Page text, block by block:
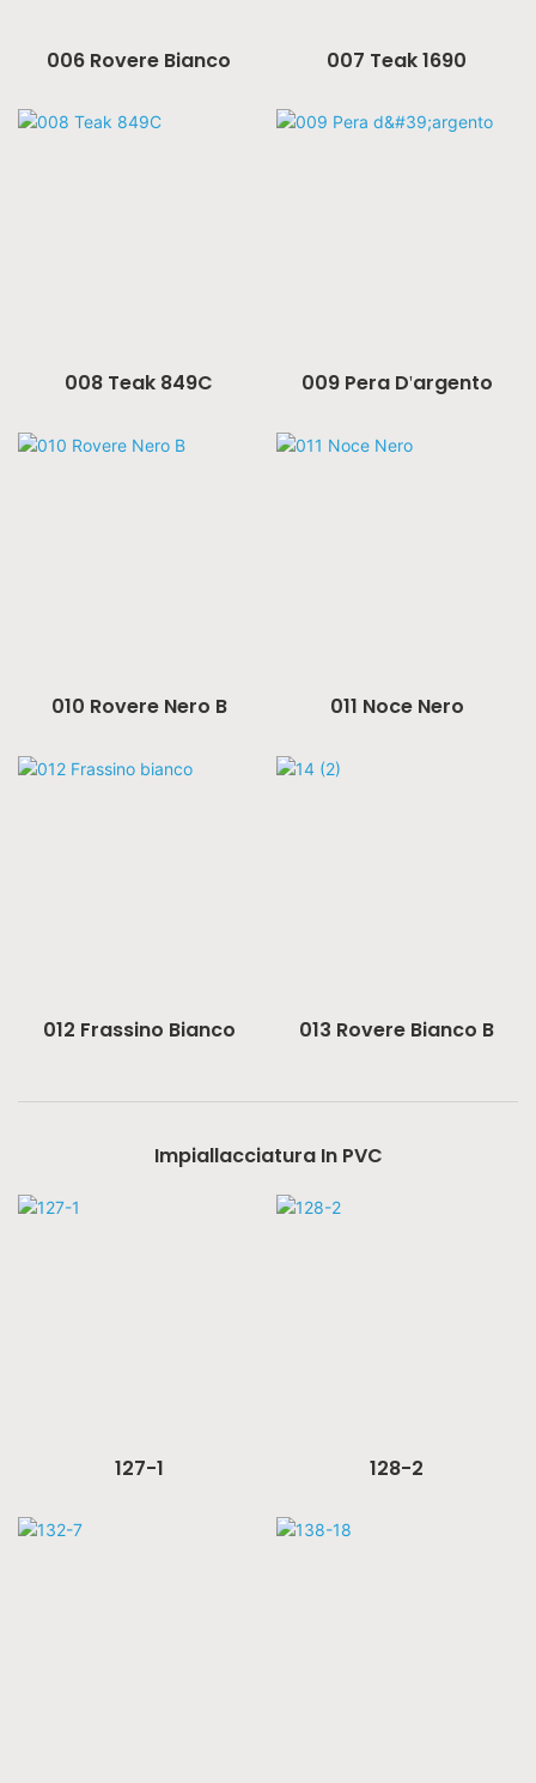
006 Rovere Bianco 007 Teak 1690
008 Teak 849C 009 Pera D'argento
010 Rovere Nero B 011 Noce Nero
012 Frassino Bianco 013 Rovere Bianco B
Impiallacciatura In PVC
127-1 128-2